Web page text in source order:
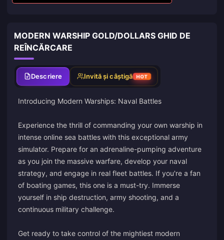
MODERN WARSHIP GOLD/DOLLARS GHID DE
REÎNCĂRCARE
Descriere Invită și câștigă HOT
Introducing Modern Warships: Naval Battles
Experience the thrill of commanding your own warship in
intense online sea battles with this exceptional army
simulator. Prepare for an adrenaline-pumping adventure
as you join the massive warfare, develop your naval
strategy, and engage in real fleet battles. If you're a fan
of boating games, this one is a must-try. Immerse
yourself in ship destruction, army shooting, and a
continuous military challenge.
Get ready to take control of the mightiest modern